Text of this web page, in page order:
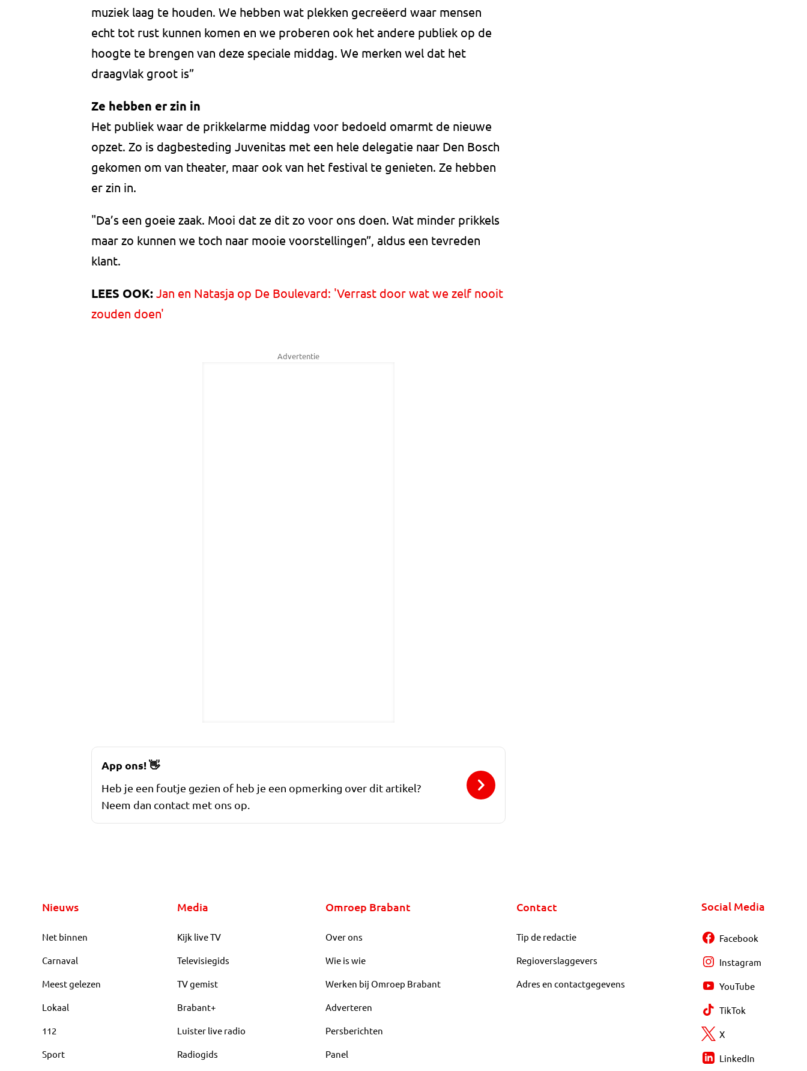
muziek laag te houden. We hebben wat plekken gecreëerd waar mensen
echt tot rust kunnen komen en we proberen ook het andere publiek op de
hoogte te brengen van deze speciale middag. We merken wel dat het
draagvlak groot is”
Ze hebben er zin in
Het publiek waar de prikkelarme middag voor bedoeld omarmt de nieuwe
opzet. Zo is dagbesteding Juvenitas met een hele delegatie naar Den Bosch
gekomen om van theater, maar ook van het festival te genieten. Ze hebben
er zin in.
"Da’s een goeie zaak. Mooi dat ze dit zo voor ons doen. Wat minder prikkels
maar zo kunnen we toch naar mooie voorstellingen”, aldus een tevreden
klant.
LEES OOK: Jan en Natasja op De Boulevard: 'Verrast door wat we zelf nooit
zouden doen'
Advertentie
App ons!👋
Heb je een foutje gezien of heb je een opmerking over dit artikel?
Neem dan contact met ons op.
Nieuws
Net binnen
Carnaval
Meest gelezen
Lokaal
112
Sport
Media
Kijk live TV
Televisiegids
TV gemist
Brabant+
Luister live radio
Radiogids
Omroep Brabant
Over ons
Wie is wie
Werken bij Omroep Brabant
Adverteren
Persberichten
Panel
Contact
Tip de redactie
Regioverslaggevers
Adres en contactgegevens
Social Media
Facebook
Instagram
YouTube
TikTok
X
LinkedIn